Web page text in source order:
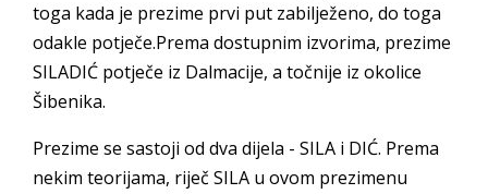
toga kada je prezime prvi put zabilježeno, do toga
odakle potječe.Prema dostupnim izvorima, prezime
SILADIĆ potječe iz Dalmacije, a točnije iz okolice
Šibenika.
Prezime se sastoji od dva dijela - SILA i DIĆ. Prema
nekim teorijama, riječ SILA u ovom prezimenu